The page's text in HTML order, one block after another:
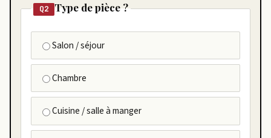
Q2 Type de pièce ?
Salon / séjour
Chambre
Cuisine / salle à manger